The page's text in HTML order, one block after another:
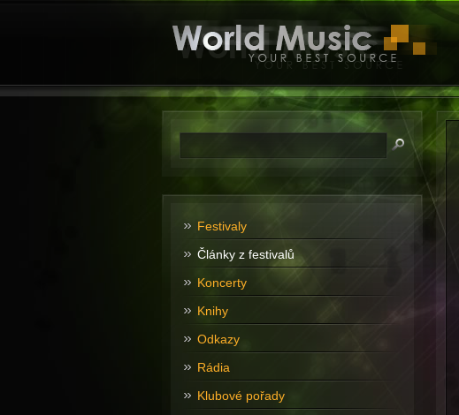
Festivaly
Články z festivalů
Koncerty
Knihy
Odkazy
Rádia
Klubové pořady